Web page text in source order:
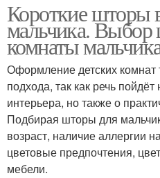
Короткие шторы
мальчика. Выбор
комнаты
Оформление детских комнат
подхода, так как речь пойдёт
интерьера, но также о
Подбирая шторы для
возраст, наличие аллергии
цветовые предпочтения,
мебели.